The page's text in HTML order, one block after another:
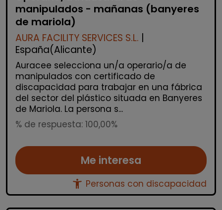
manipulados - mañanas (banyeres
de mariola)
AURA FACILITY SERVICES S.L.
España(Alicante)
Auracee selecciona un/a operario/a de
manipulados con certificado de
discapacidad para trabajar en una fábrica
del sector del plástico situada en Banyeres
de Mariola. La persona s...
% de respuesta: 100,00%
Me interesa
accessibility_new Personas con discapacidad